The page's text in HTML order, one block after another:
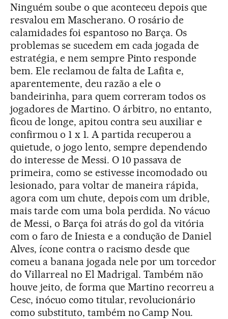
Ninguém soube o que aconteceu depois que
resvalou em Mascherano. O rosário de
calamidades foi espantoso no Barça. Os
problemas se sucedem em cada jogada de
estratégia, e nem sempre Pinto responde
bem. Ele reclamou de falta de Lafita e,
aparentemente, deu razão a ele o
bandeirinha, para quem correram todos os
jogadores de Martino. O árbitro, no entanto,
ficou de longe, apitou contra seu auxiliar e
confirmou o 1 x 1. A partida recuperou a
quietude, o jogo lento, sempre dependendo
do interesse de Messi. O 10 passava de
primeira, como se estivesse incomodado ou
lesionado, para voltar de maneira rápida,
agora com um chute, depois com um drible,
mais tarde com uma bola perdida. No vácuo
de Messi, o Barça foi atrás do gol da vitória
com o faro de Iniesta e a condução de Daniel
Alves, ícone contra o racismo desde que
comeu a banana jogada nele por um torcedor
do Villarreal no El Madrigal. Também não
houve jeito, de forma que Martino recorreu a
Cesc, inócuo como titular, revolucionário
como substituto, também no Camp Nou.